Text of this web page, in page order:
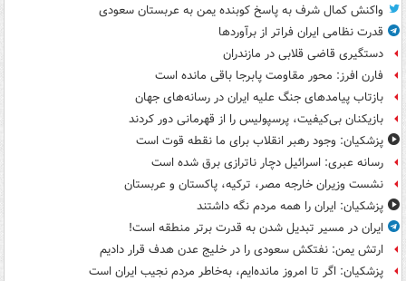
واکنش کمال شرف به پاسخ کوبنده یمن به عربستان سعودی
قدرت نظامی ایران فراتر از برآوردها
دستگیری قاضی قلابی در مازندران
فارن افرز: محور مقاومت پابرجا باقی مانده است
بازتاب پیامدهای جنگ علیه ایران در رسانه‌های جهان
بازیکنان بی‌کیفیت، پرسپولیس را از قهرمانی دور کردند
پزشکیان: وجود رهبر انقلاب برای ما نقطه قوت است
رسانه عبری: اسرائیل دچار ناترازی برق شده است
نشست وزیران خارجه مصر، ترکیه، پاکستان و عربستان
پزشکیان: ایران را همه مردم نگه داشتند
ایران در مسیر تبدیل شدن به قدرت برتر منطقه است!
ارتش یمن: نفتکش سعودی را در خلیج عدن هدف قرار دادیم
پزشکیان: اگر تا امروز مانده‌ایم، به‌خاطر مردم نجیب ایران است